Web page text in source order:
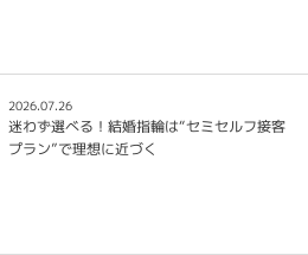
2026.07.26
迷わず選べる！結婚指輪は“セミセルフ接客
プラン”で理想に近づく